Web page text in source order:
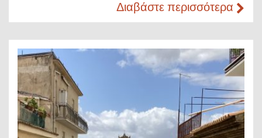
Διαβάστε περισσότερα